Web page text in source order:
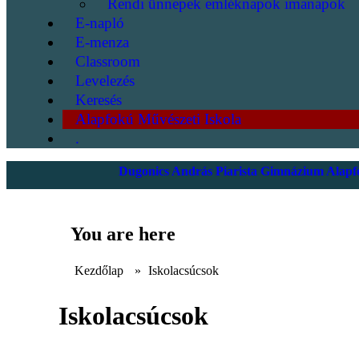
Rendi ünnepek emléknapok imanapok
E-napló
E-menza
Classroom
Levelezés
Keresés
Alapfokú Művészeti Iskola
.
Dugonics András Piarista Gimnázium
You are here
Kezdőlap » Iskolacsúcsok
Iskolacsúcsok